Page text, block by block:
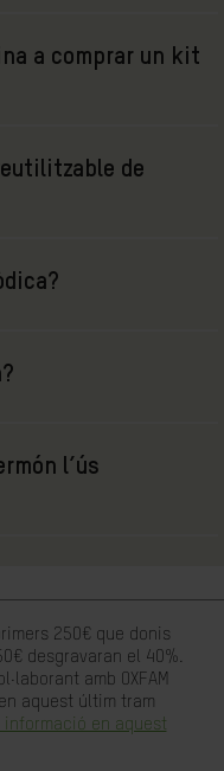
a comprar un kit
de
l’ús
250€ que donis
desgravaran el 40%.
amb OXFAM
en aquest últim tram
informació en aquest